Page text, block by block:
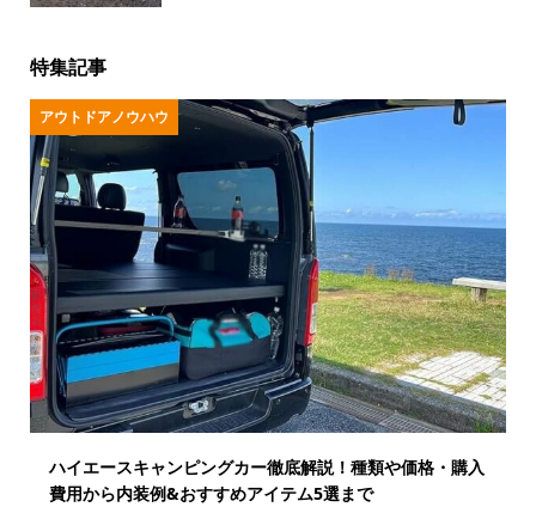
特集記事
アウトドアノウハウ
ハイエースキャンピングカー徹底解説！種類や価格・購入
費用から内装例&おすすめアイテム5選まで